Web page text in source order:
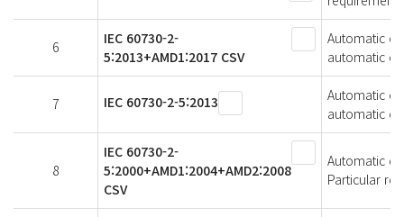
6
IEC 60730-2-
5:2013+AMD1:2017 CSV
Automatic
automatic
7 IEC 60730-2-5:2013
Automatic
automatic
8
IEC 60730-2-
5:2000+AMD1:2004+AMD2:2008
CSV
Automatic
Particular